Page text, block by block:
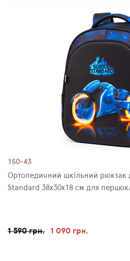
150-43
Ортопедичний шкільний рюкзак
Standard 38х30х18 см для
1 590 грн. 1 090 грн.